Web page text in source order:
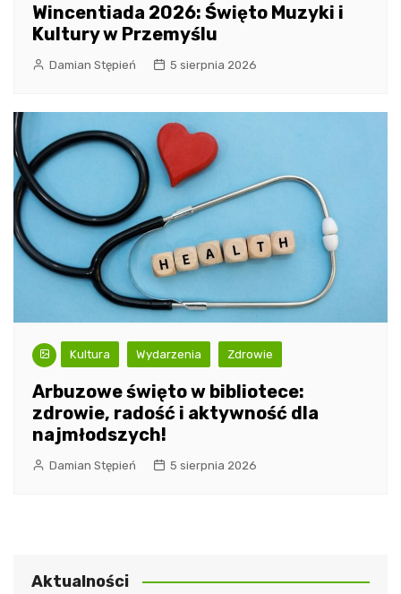
Wincentiada 2026: Święto Muzyki i
Kultury w Przemyślu
Damian Stępień 5 sierpnia 2026
Kultura Wydarzenia Zdrowie
Arbuzowe święto w bibliotece:
zdrowie, radość i aktywność dla
najmłodszych!
Damian Stępień 5 sierpnia 2026
Aktualności